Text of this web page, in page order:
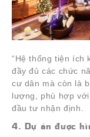
“Hệ thống tiện ích
đầy đủ các chức
cư dân mà còn là
lượng, phù hợp
đầu tư nhận định.
4. Dự án được